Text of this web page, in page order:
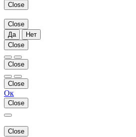
Close
Close
Да
Нет
Close
Close
Close
Ок
Close
Close